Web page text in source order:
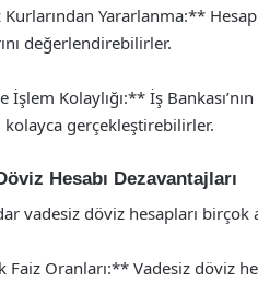
Yararlanma:**
değerlendirebilirler.
Kolaylığı:** İş
gerçekleştirebilirler.
Hesabı Dezavantajları
vadesiz döviz hesapları birçok
Faiz Oranları:** Vadesiz döviz